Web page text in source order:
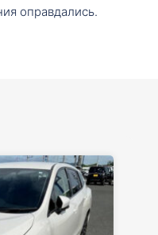
оправдались.